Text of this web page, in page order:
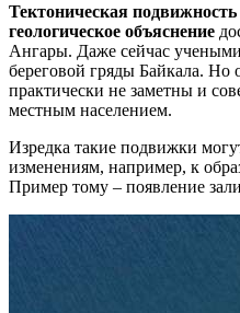
Тектоническая подвижность
геологическое объяснение
Ангары. Даже сейчас
береговой гряды Байкала.
практически не заметны и
местным населением.
Изредка такие подвижки
изменениям, например, к
Пример тому – появление